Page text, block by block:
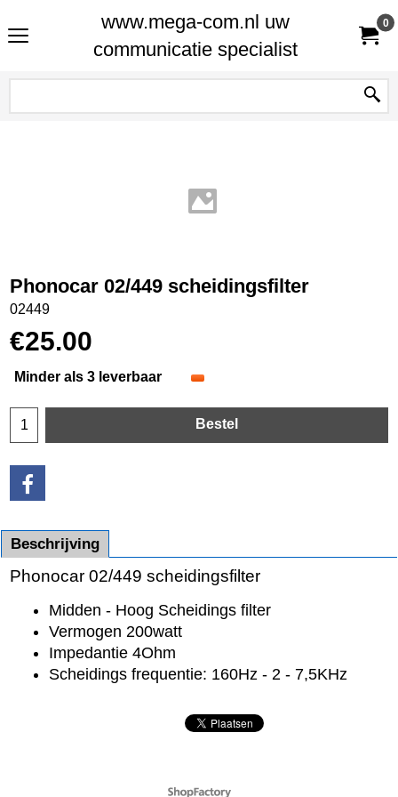
www.mega-com.nl uw
communicatie specialist
0
Phonocar 02/449 scheidingsfilter
02449
€25.00
Minder als 3 leverbaar
Bestel
Beschrijving
Phonocar 02/449 scheidingsfilter
Midden - Hoog Scheidings filter
Vermogen 200watt
Impedantie 4Ohm
Scheidings frequentie: 160Hz - 2 - 7,5KHz
Webwinkel gemaakt met